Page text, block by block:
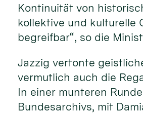
Kontinuität von
kollektive und kulturelle
begreifbar“, so die
Jazzig vertonte
vermutlich auch die
In einer munteren
Bundesarchivs, mit